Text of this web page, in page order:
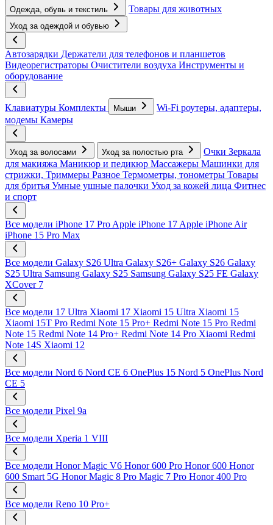
Одежда, обувь и текстиль Товары для животных
Уход за одеждой и обувью
Автозарядки Держатели для телефонов и планшетов
Видеорегистраторы Очистители воздуха Инструменты и
оборудование
Клавиатуры Комплекты Мыши
Wi-Fi роутеры, адаптеры,
модемы Камеры
Уход за волосами Уход за полостью рта Очки Зеркала
для макияжа Маникюр и педикюр Массажеры Машинки для
стрижки, Триммеры Разное Термометры, тонометры Товары
для бритья Умные ушные палочки Уход за кожей лица Фитнес
и спорт
Все модели iPhone 17 Pro Apple iPhone 17 Apple iPhone Air
iPhone 15 Pro Max
Все модели Galaxy S26 Ultra Galaxy S26+ Galaxy S26 Galaxy
S25 Ultra Samsung Galaxy S25 Samsung Galaxy S25 FE Galaxy
XCover 7
Все модели 17 Ultra Xiaomi 17 Xiaomi 15 Ultra Xiaomi 15
Xiaomi 15T Pro Redmi Note 15 Pro+ Redmi Note 15 Pro Redmi
Note 15 Redmi Note 14 Pro+ Redmi Note 14 Pro Xiaomi Redmi
Note 14S Xiaomi 12
Все модели Nord 6 Nord CE 6 OnePlus 15 Nord 5 OnePlus Nord
CE 5
Все модели Pixel 9a
Все модели Xperia 1 VIII
Все модели Honor Magic V6 Honor 600 Pro Honor 600 Honor
600 Smart 5G Honor Magic 8 Pro Magic 7 Pro Honor 400 Pro
Все модели Reno 10 Pro+